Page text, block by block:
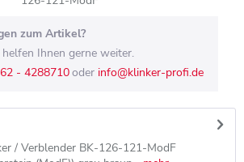
zum Artikel?
Ihnen gerne weiter.
- 4288710oder info@klinker-profi.de
/ Verblender BK-126-121-ModF